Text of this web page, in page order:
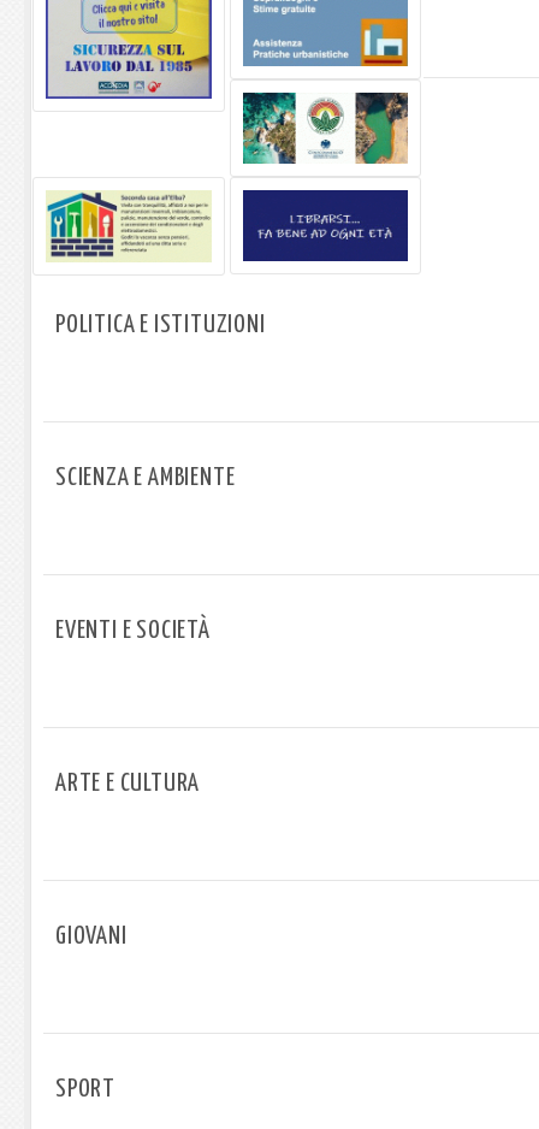
POLITICA E ISTITUZIONI
SCIENZA E AMBIENTE
EVENTI E SOCIETÀ
ARTE E CULTURA
GIOVANI
SPORT